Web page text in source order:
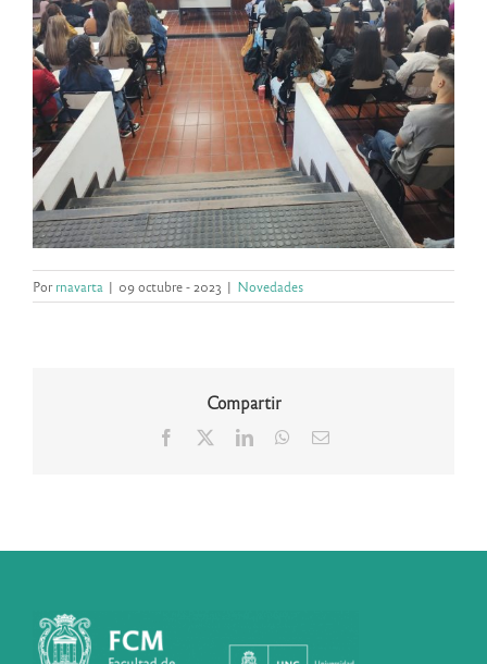
Porrnavarta | 09 octubre - 2023 | Novedades
Compartir
Facebook LinkedInWhatsApp
Correo